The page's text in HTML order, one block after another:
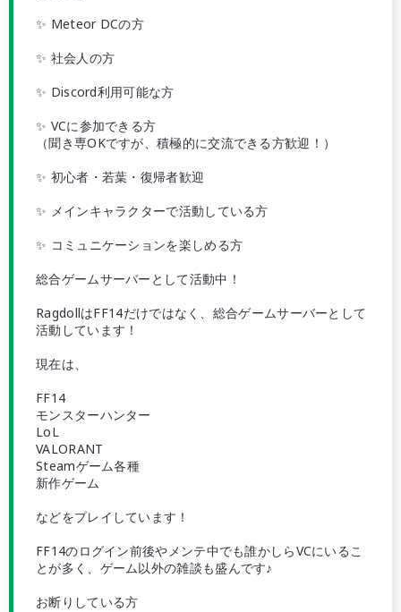
✨ Meteor DCの方
✨ 社会人の方
✨ Discord利用可能な方
✨ VCに参加できる方
（聞き専OKですが、積極的に交流できる方歓迎！）
✨ 初心者・若葉・復帰者歓迎
✨ メインキャラクターで活動している方
✨ コミュニケーションを楽しめる方
総合ゲームサーバーとして活動中！
RagdollはFF14だけではなく、総合ゲームサーバーとして
活動しています！
現在は、
FF14
モンスターハンター
LoL
VALORANT
Steamゲーム各種
新作ゲーム
などをプレイしています！
FF14のログイン前後やメンテ中でも誰かしらVCにいるこ
とが多く、ゲーム以外の雑談も盛んです♪
お断りしている方